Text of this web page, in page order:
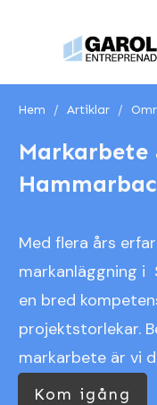
Hem / Artiklar /
Med flera års
markanläggning i
en bred
projektstorlekar.
markarbete är vi
Kom igång